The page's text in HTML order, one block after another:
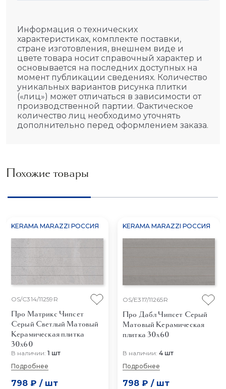
Информация о технических
характеристиках, комплекте поставки,
стране изготовления, внешнем виде и
цвете товара носит справочный характер и
основывается на последних доступных на
момент публикации сведениях. Количество
уникальных вариантов рисунка плитки
(«лиц») может отличаться в зависимости от
производственной партии. Фактическое
количество лиц необходимо уточнять
дополнительно перед оформлением заказа.
Похожие товары
KERAMA MARAZZI РОССИЯ
OS/C314/11259R
Про Матрикс Чипсет
Серый Светлый Матовый
Керамическая плитка
30x60
В наличии: 1 шт
Подробнее
798 ₽ / шт
KERAMA MARAZZI РОССИЯ
OS/E317/11265R
Про Дабл Чипсет Серый
Матовый Керамическая
плитка 30x60
В наличии: 4 шт
Подробнее
798 ₽ / шт